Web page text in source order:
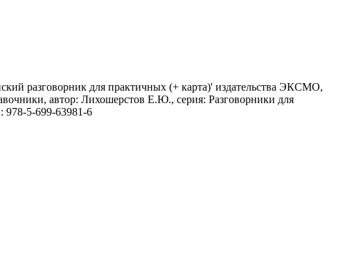
разговорник для практичных (+ карта)' издательства ЭКСМО,
автор: Лихошерстов Е.Ю., серия: Разговорники для
978-5-699-63981-6